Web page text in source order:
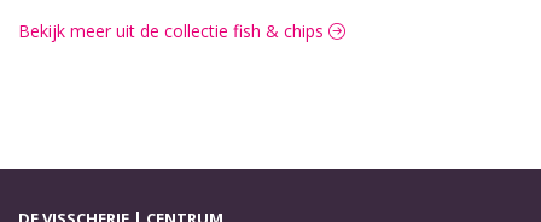
Bekijk meer uit de collectie fish & chips